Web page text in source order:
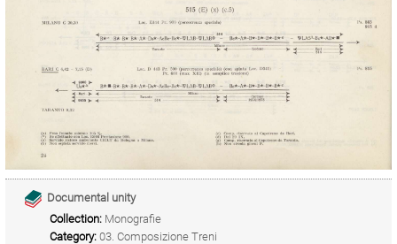
Documental unity
Collection: Monografie
Category: 03. Composizione Treni